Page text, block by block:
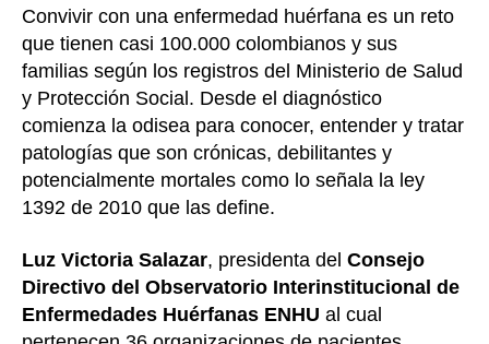
Convivir con una enfermedad huérfana es un reto
que tienen casi 100.000 colombianos y sus
familias según los registros del Ministerio de Salud
y Protección Social. Desde el diagnóstico
comienza la odisea para conocer, entender y tratar
patologías que son crónicas, debilitantes y
potencialmente mortales como lo señala la ley
1392 de 2010 que las define.
Luz Victoria Salazar, presidenta del Consejo
Directivo del Observatorio Interinstitucional de
Enfermedades Huérfanas ENHU al cual